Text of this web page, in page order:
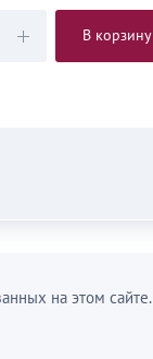
В корзину
на этом сайте.